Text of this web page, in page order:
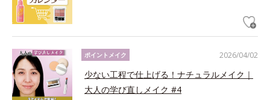
2026/04/02
ポイントメイク
少ない工程で仕上げる！ナチュラルメイク｜
大人の学び直しメイク #4